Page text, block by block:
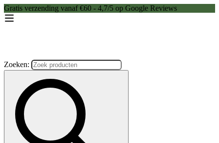
Gratis verzending vanaf €60 - 4,7/5 op Google Reviews
Zoeken: